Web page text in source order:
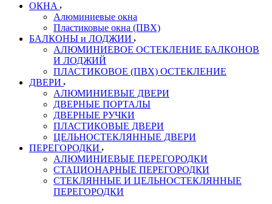
ОКНА
Алюминиевые окна
Пластиковые окна (ПВХ)
БАЛКОНЫ и ЛОДЖИИ
АЛЮМИНИЕВОЕ ОСТЕКЛЕНИЕ БАЛКОНОВ
И ЛОДЖИЙ
ПЛАСТИКОВОЕ (ПВХ) ОСТЕКЛЕНИЕ
ДВЕРИ
АЛЮМИНИЕВЫЕ ДВЕРИ
ДВЕРНЫЕ ПОРТАЛЫ
ДВЕРНЫЕ РУЧКИ
ПЛАСТИКОВЫЕ ДВЕРИ
ЦЕЛЬНОСТЕКЛЯННЫЕ ДВЕРИ
ПЕРЕГОРОДКИ
АЛЮМИНИЕВЫЕ ПЕРЕГОРОДКИ
СТАЦИОНАРНЫЕ ПЕРЕГОРОДКИ
СТЕКЛЯННЫЕ И ЦЕЛЬНОСТЕКЛЯННЫЕ
ПЕРЕГОРОДКИ